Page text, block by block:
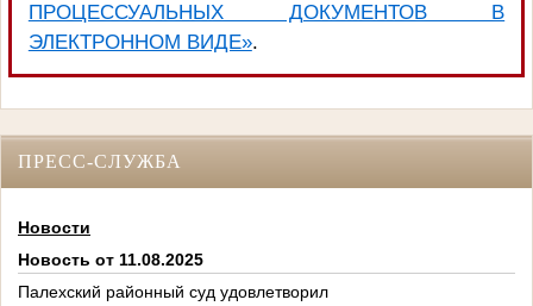
ПРОЦЕССУАЛЬНЫХ ДОКУМЕНТОВ В
ЭЛЕКТРОННОМ ВИДЕ».
ПРЕСС-СЛУЖБА
Новости
Новость от 11.08.2025
Палехский районный суд удовлетворил